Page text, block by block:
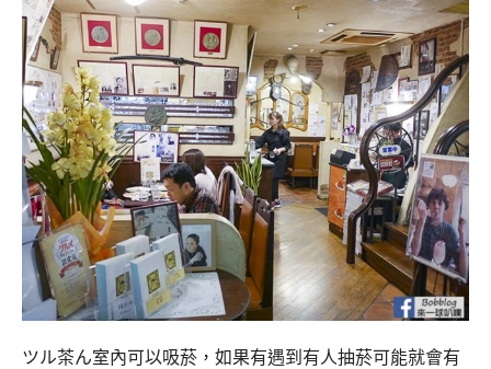
ツル茶ん室內可以吸菸，如果有遇到有人抽菸可能就會有